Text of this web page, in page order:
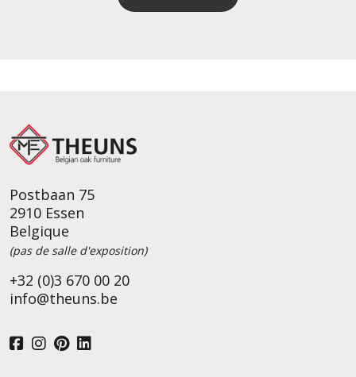
Postbaan 75
2910 Essen
Belgique
(pas de salle d'exposition)
+32 (0)3 670 00 20
info@theuns.be